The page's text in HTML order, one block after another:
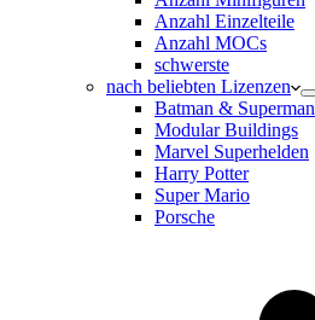
Anzahl Einzelteile
Anzahl MOCs
schwerste
nach beliebten Lizenzen
Batman & Superman
Modular Buildings
Marvel Superhelden
Harry Potter
Super Mario
Porsche